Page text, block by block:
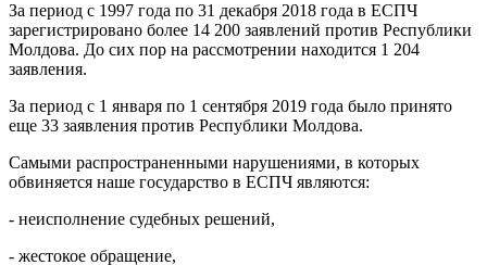
За период с 1997 года по 31 декабря 2018 года в ЕСПЧ
зарегистрировано более 14 200 заявлений против Республики
Молдова. До сих пор на рассмотрении находится 1 204
заявления.
За период с 1 января по 1 сентября 2019 года было принято
еще 33 заявления против Республики Молдова.
Самыми распространенными нарушениями, в которых
обвиняется наше государство в ЕСПЧ являются:
- неисполнение судебных решений,
- жестокое обращение,